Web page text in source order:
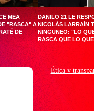
MEA
"RASCA" A
DE
DANILO 21 LE
NICOLÁS LARRAÍN
NINGUNEO: "LO
RASCA QUE LO
Ética y